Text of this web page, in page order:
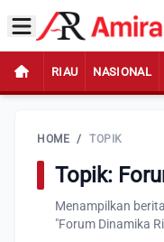
RIAU NASIONAL
HOME / TOPIK
Topik:
Menampilkan
"Forum Dinamika